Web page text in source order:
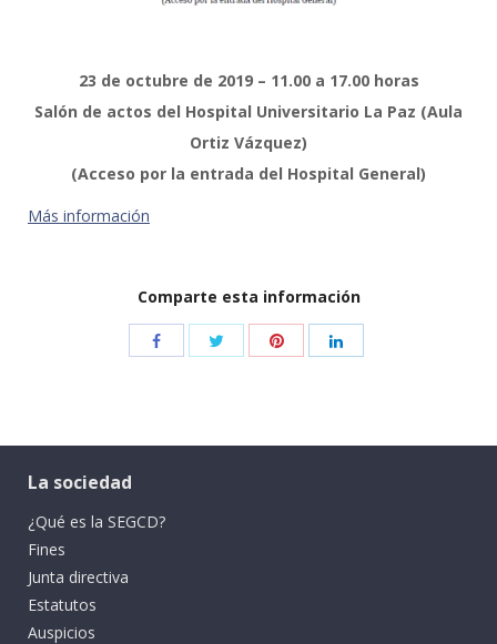
23 de octubre de 2019 – 11.00 a 17.00 horas
Salón de actos del Hospital Universitario La Paz (Aula
Ortiz Vázquez)
(Acceso por la entrada del Hospital General)
Más información
Comparte esta información
La sociedad
¿Qué es la SEGCD?
Fines
Junta directiva
Estatutos
Auspicios